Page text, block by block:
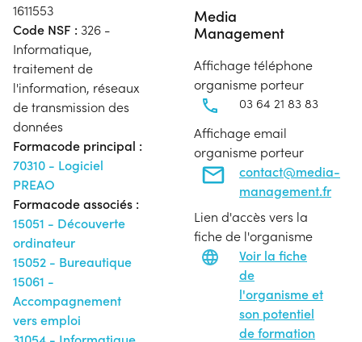
1611553
Code NSF : 326 -
Informatique,
traitement de
l'information, réseaux
de transmission des
données
Formacode principal :
70310 - Logiciel
PREAO
Formacode associés :
15051 - Découverte
ordinateur
15052 - Bureautique
15061 -
Accompagnement
vers emploi
Media
Management
Affichage téléphone
organisme porteur
03 64 21 83 83
Affichage email
organisme porteur
contact@media-
management.fr
Lien d'accès vers la
fiche de l'organisme
Voir la fiche
de
l'organisme et
son potentiel
de formation